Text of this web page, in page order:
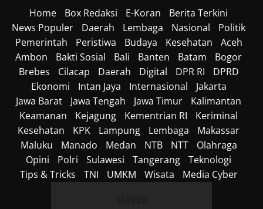
Home Box Redaksi E-Koran
Berita Terkini
News Populer
Daerah Lembaga Nasional
Politik
Pemerintah
Peristiwa Budaya Kesehatan
Aceh
Ambon
Bakti Sosial Bali Banten Batam
Bogor
Brebes
Cilacap Daerah Digital DPR RI
DPRD
Ekonomi
Intan Jaya Internasional
Jakarta
Jawa Barat
Jawa Tengah Jawa Timur
Kalimantan
Keamanan
Kejagung Kementrian RI
Keriminal
Kesehatan
KPK Lampung Lembaga
Makassar
Maluku
Manado Medan NTB NTT
Olahraga
Opini
Polri Sulawesi Tangerang
Teknologi
Tips & Tricks
TNI UMKM Wisata Media Cyber